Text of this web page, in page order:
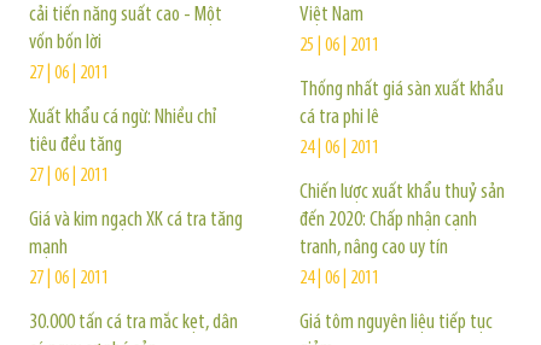
cải tiến năng suất cao - Một
vốn bốn lời
27 | 06 | 2011
Xuất khẩu cá ngừ: Nhiều chỉ
tiêu đều tăng
27 | 06 | 2011
Giá và kim ngạch XK cá tra tăng
mạnh
27 | 06 | 2011
30.000 tấn cá tra mắc kẹt, dân
Việt Nam
25 | 06 | 2011
Thống nhất giá sàn xuất khẩu
cá tra phi lê
24 | 06 | 2011
Chiến lược xuất khẩu thuỷ sản
đến 2020: Chấp nhận cạnh
tranh, nâng cao uy tín
24 | 06 | 2011
Giá tôm nguyên liệu tiếp tục